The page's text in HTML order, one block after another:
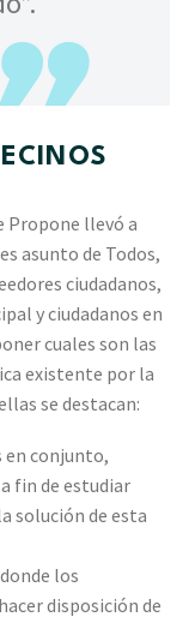
Propone llevó a
asunto de Todos,
ciudadanos,
y ciudadanos en
cuales son las
existente por la
se destacan:
en conjunto,
fin de estudiar
solución de esta
los
disposición de